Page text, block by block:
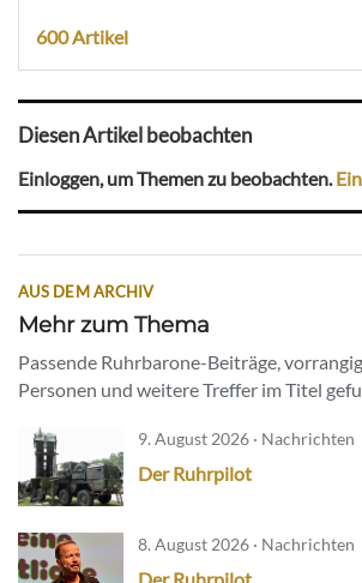
600 Artikel
Diesen Artikel beobachten
Einloggen, um Themen zu beobachten.
AUS DEM ARCHIV
Mehr zum Thema
Passende Ruhrbarone-Beiträge,
Personen und weitere Treffer im Titel
9. August 2026 · Nachrichten
Der Ruhrpilot
8. August 2026 · Nachrichten